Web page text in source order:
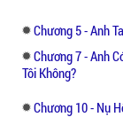
Trong căn
chồng đưa
ước pháp
Thật ra thì
Chương 5 - Anh
Chương 7 - Anh
Tôi Không?
Chương 10 - Nụ